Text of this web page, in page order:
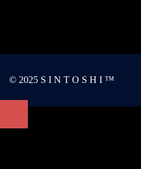
© 2025 S I N T O S H I ™